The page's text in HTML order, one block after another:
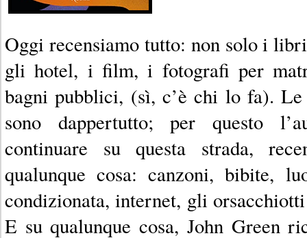
Oggi recensiamo tutto: non solo i
gli hotel, i film, i fotografi per
bagni pubblici, (sì, c’è chi lo fa).
sono dappertutto; per questo
continuare su questa strada,
qualunque cosa: canzoni, bibite,
condizionata, internet, gli
E su qualunque cosa, John Green